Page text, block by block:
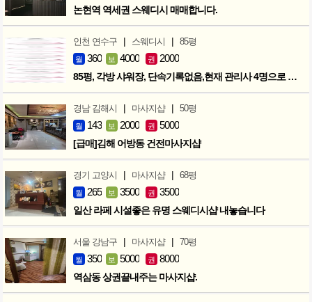
논현역 역세권 스웨디시 매매합니다.
인천 연수구 | 스웨디시 | 85평
월 360 보 4000 권 2000
85평, 각방 샤워장, 단속기록없음,현재 관리사 4명으로 성업중
경남 김해시 | 마사지샵 | 50평
월 143 보 2000 권 5000
[급매]김해 어방동 건전마사지샵
경기 고양시 | 마사지샵 | 68평
월 265 보 3500 권 3500
일산 라페 시설좋은 유명 스웨디시샵 내놓습니다
서울 강남구 | 마사지샵 | 70평
월 350 보 5000 권 8000
역삼동 상권끝내주는 마사지샵.